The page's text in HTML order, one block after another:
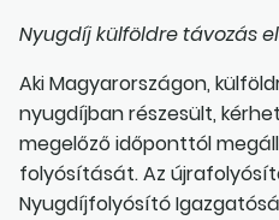
Nyugdíj külföldre távozás
Aki Magyarországon,
nyugdíjban részesült,
megelőző időponttól
folyósítását. Az
Nyugdíjfolyósító